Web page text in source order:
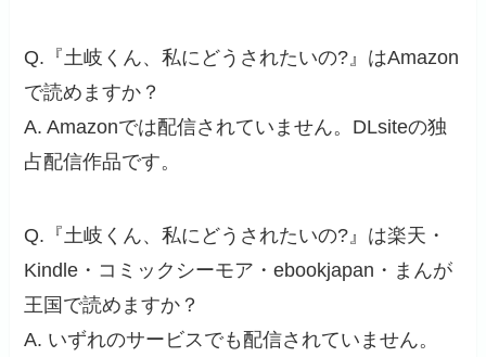
Q.『土岐くん、私にどうされたいの?』はAmazon
で読めますか？
A. Amazonでは配信されていません。DLsiteの独
占配信作品です。
Q.『土岐くん、私にどうされたいの?』は楽天・
Kindle・コミックシーモア・ebookjapan・まんが
王国で読めますか？
A. いずれのサービスでも配信されていません。